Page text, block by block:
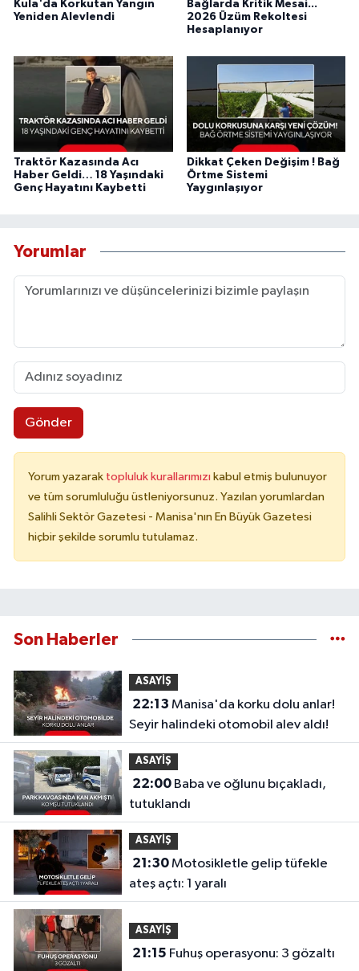
Kula'da Korkutan Yangın
Yeniden Alevlendi
Bağlarda Kritik Mesai...
2026 Üzüm Rekoltesi
Hesaplanıyor
Traktör Kazasında Acı
Haber Geldi… 18 Yaşındaki
Genç Hayatını Kaybetti
Dikkat Çeken Değişim ! Bağ
Örtme Sistemi
Yaygınlaşıyor
Yorumlar
Gönder
Yorum yazarak topluluk kurallarımızı kabul etmiş bulunuyor
ve tüm sorumluluğu üstleniyorsunuz. Yazılan yorumlardan
Salihli Sektör Gazetesi - Manisa'nın En Büyük Gazetesi
hiçbir şekilde sorumlu tutulamaz.
Son Haberler
ASAYİŞ
22:13
Seyir halindeki otomobil alev aldı!
ASAYİŞ
22:00Baba ve oğlunu bıçakladı,
tutuklandı
ASAYİŞ
21:30Motosikletle gelip tüfekle
ateş açtı: 1 yaralı
ASAYİŞ
21:15 Fuhuş operasyonu: 3 gözaltı